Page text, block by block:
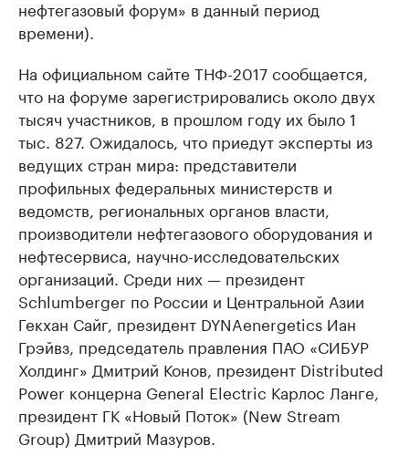
нефтегазовый форум» в данный период
времени).
На официальном сайте ТНФ-2017 сообщается,
что на форуме зарегистрировались около двух
тысяч участников, в прошлом году их было 1
тыс. 827. Ожидалось, что приедут эксперты из
ведущих стран мира: представители
профильных федеральных министерств и
ведомств, региональных органов власти,
производители нефтегазового оборудования и
нефтесервиса, научно-исследовательских
организаций. Среди них — президент
Schlumberger по России и Центральной Азии
Гекхан Сайг, президент DYNAenergetics Иан
Грэйвз, председатель правления ПАО «СИБУР
Холдинг» Дмитрий Конов, президент Distributed
Power концерна General Electric Карлос Ланге,
президент ГК «Новый Поток» (New Stream
Group) Дмитрий Мазуров.